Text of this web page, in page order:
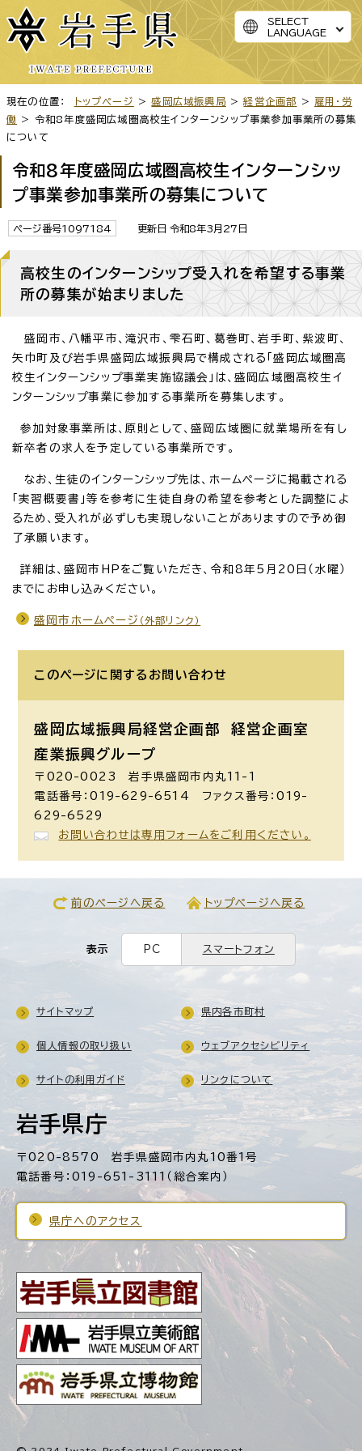
SELECT
LANGUAGE
現在の位置： トップページ >盛岡広域振興局 >経営企画部 > 雇用・労
働
> 令和8年度盛岡広域圏高校生インターンシップ事業参加事業所の募集
について
令和8年度盛岡広域圏高校生インターンシッ
プ事業参加事業所の募集について
ページ番号1097184 更新日 令和8年3月27日
高校生のインターンシップ受入れを希望する事業
所の募集が始まりました
盛岡市、八幡平市、滝沢市、雫石町、葛巻町、岩手町、紫波町、
矢巾町及び岩手県盛岡広域振興局で構成される「盛岡広域圏高
校生インターンシップ事業実施協議会」は、盛岡広域圏高校生イ
ンターンシップ事業に参加する事業所を募集します。
参加対象事業所は、原則として、盛岡広域圏に就業場所を有し
新卒者の求人を予定している事業所です。
なお、生徒のインターンシップ先は、ホームページに掲載される
「実習概要書」等を参考に生徒自身の希望を参考とした調整によ
るため、受入れが必ずしも実現しないことがありますので予め御
了承願います。
詳細は、盛岡市HPをご覧いただき、令和8年5月20日（水曜）
までにお申し込みください。
盛岡市ホームページ （外部リンク）
このページに関する お問い合わせ
盛岡広域振興局経営企画部 経営企画室
産業振興グループ
〒020-0023 岩手県盛岡市内丸11-1
電話番号：019-629-6514 ファクス番号：019-
629-6529
お問い合わせは専用フォームをご利用ください。
前のページへ戻る トップページへ戻る
表示 PC スマートフォン
岩手県庁
〒020-8570 岩手県盛岡市内丸10番1号
電話番号：019-651-3111（総合案内）
県庁へのアクセス
サイトマップ 県内各市町村
個人情報の取り扱い ウェブアクセシビリティ
サイトの利用ガイド リンクについて